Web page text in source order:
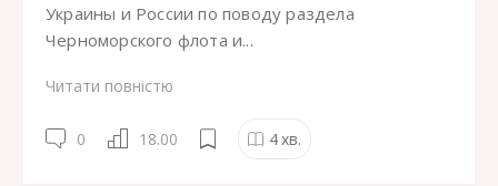
Украины и России по поводу раздела
Черноморского флота и...
Читати повністю
0 18.00 4хв.